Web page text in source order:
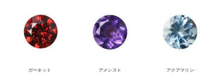
ガーネット アメシスト アクアマリン